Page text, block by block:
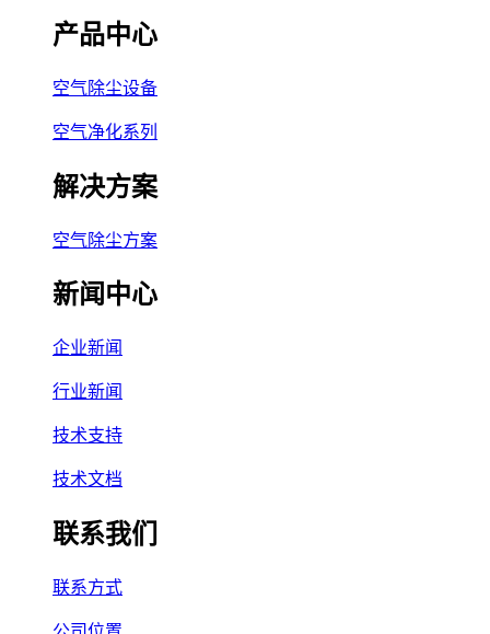
产品中心
空气除尘设备
空气净化系列
解决方案
空气除尘方案
新闻中心
企业新闻
行业新闻
技术支持
技术文档
联系我们
联系方式